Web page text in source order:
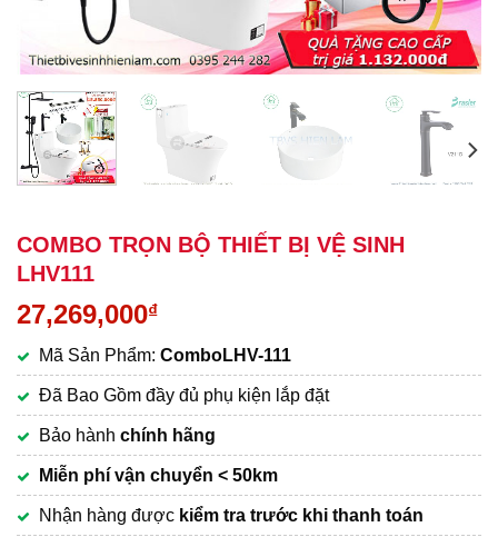
COMBO TRỌN BỘ THIẾT BỊ VỆ SINH
LHV111
27,269,000₫
Mã Sản Phẩm: ComboLHV-111
Đã Bao Gồm đầy đủ phụ kiện lắp đặt
Bảo hành chính hãng
Miễn phí vận chuyển < 50km
Nhận hàng được kiểm tra trước khi thanh toán